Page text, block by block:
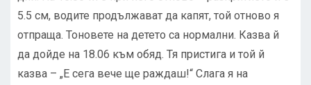
5.5 см, водите продължават да капят, той отново я
отпраща. Тоновете на детето са нормални. Казва й
да дойде на 18.06 към обяд. Тя пристига и той й
казва – „Е сега вече ще раждаш!“ Слага я на